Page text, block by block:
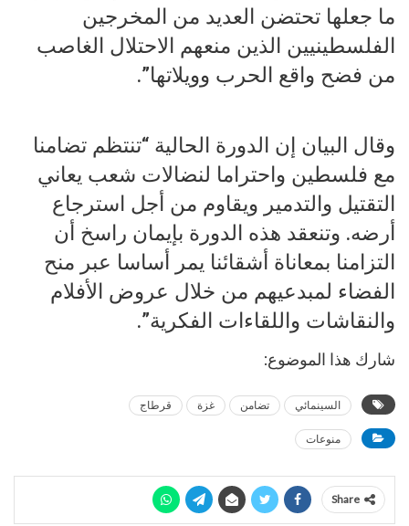
ما جعلها تحتضن العديد من المخرجين
الفلسطينيين الذين منعهم الاحتلال الغاصب
من فضح واقع الحرب وويلاتها”.
وقال البيان إن الدورة الحالية “تنتظم تضامنا
مع فلسطين واحتراما لنضالات شعب يعاني
التقتيل والتدمير ويقاوم من أجل استرجاع
أرضه. وتنعقد هذه الدورة بإيمان راسخ أن
التزامنا بمعاناة أشقائنا يمر أساسا عبر منح
الفضاء لمبدعيهم من خلال عروض الأفلام
والنقاشات واللقاءات الفكرية”.
شارك هذا الموضوع:
السينمائي تضامن غزة قرطاج
منوعات
Share